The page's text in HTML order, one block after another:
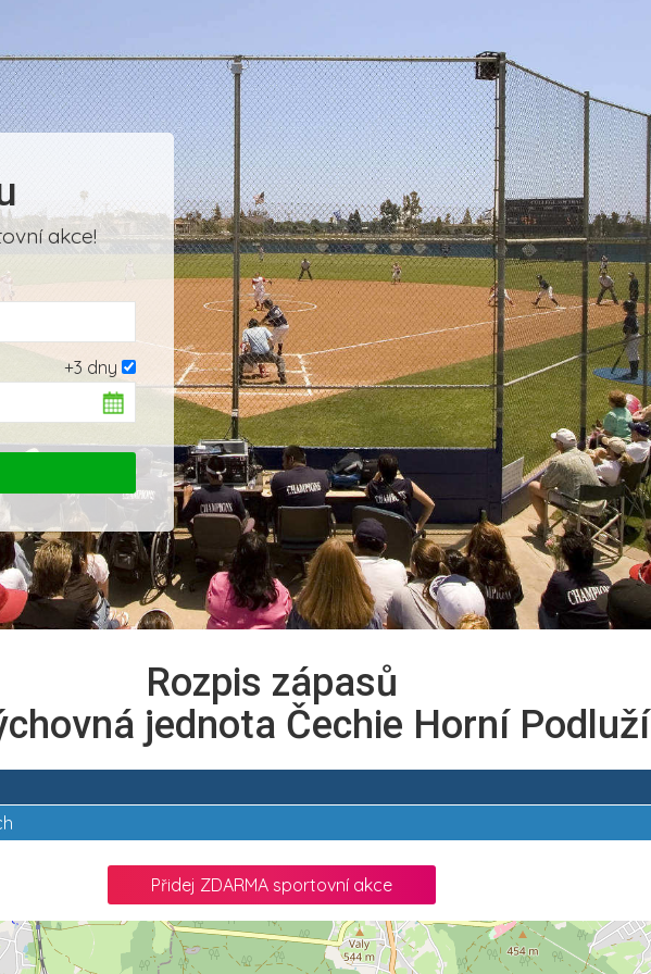
akce!
+3 dny
Rozpis zápasů
jednota Čechie Horní Podluží
Přidej ZDARMA sportovní akce